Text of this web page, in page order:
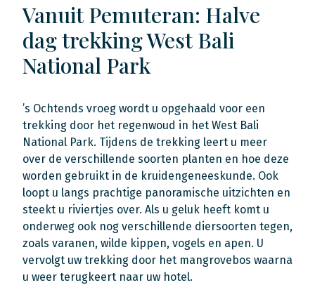
Vanuit Pemuteran: Halve
dag trekking West Bali
National Park
’s Ochtends vroeg wordt u opgehaald voor een
trekking door het regenwoud in het West Bali
National Park. Tijdens de trekking leert u meer
over de verschillende soorten planten en hoe deze
worden gebruikt in de kruidengeneeskunde. Ook
loopt u langs prachtige panoramische uitzichten en
steekt u riviertjes over. Als u geluk heeft komt u
onderweg ook nog verschillende diersoorten tegen,
zoals varanen, wilde kippen, vogels en apen. U
vervolgt uw trekking door het mangrovebos waarna
u weer terugkeert naar uw hotel.